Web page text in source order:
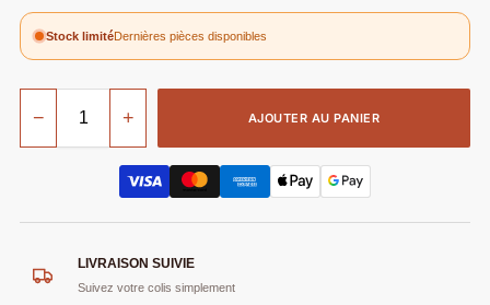
Stock limitéDernières pièces disponibles
− + AJOUTER AU PANIER
LIVRAISON SUIVIE
Suivez votre colis simplement